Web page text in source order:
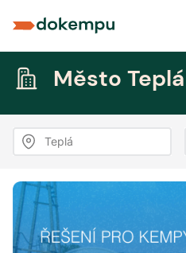
Město Teplá
Teplá